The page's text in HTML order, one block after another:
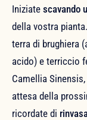
Iniziate scavando
della vostra
terra di brughiera
acido) e terriccio
Camellia
attesa della
ricordate di